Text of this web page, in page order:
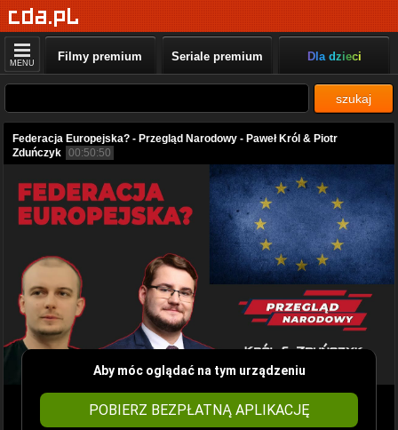
MENU Filmy premium Seriale premium Dla dzieci
szukaj
Federacja Europejska? - Przegląd Narodowy - Paweł Król & Piotr
Zduńczyk 00:50:50
Aby móc oglądać na tym urządzeniu
POBIERZ BEZPŁATNĄ APLIKACJĘ